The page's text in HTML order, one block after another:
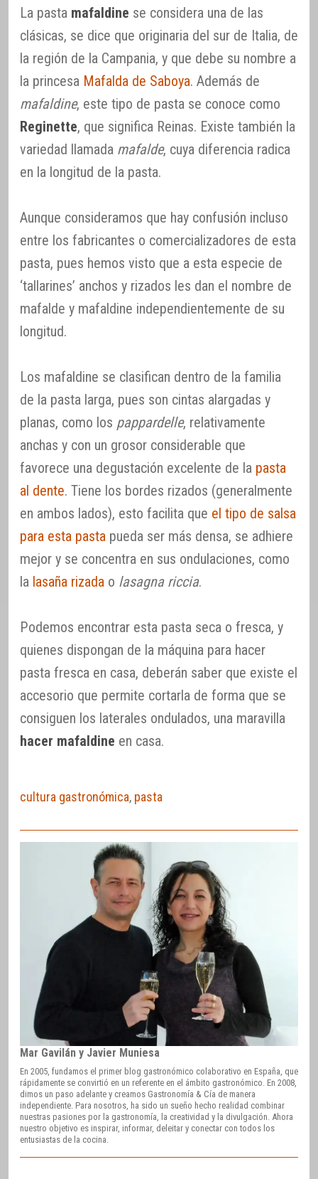
La pasta mafaldine se considera una de las
clásicas, se dice que originaria del sur de Italia, de
la región de la Campania, y que debe su nombre a
la princesa Mafalda de Saboya. Además de
mafaldine, este tipo de pasta se conoce como
Reginette, que significa Reinas. Existe también la
variedad llamada mafalde, cuya diferencia radica
en la longitud de la pasta.
Aunque consideramos que hay confusión incluso
entre los fabricantes o comercializadores de esta
pasta, pues hemos visto que a esta especie de
‘tallarines’ anchos y rizados les dan el nombre de
mafalde y mafaldine independientemente de su
longitud.
Los mafaldine se clasifican dentro de la familia
de la pasta larga, pues son cintas alargadas y
planas, como los pappardelle, relativamente
anchas y con un grosor considerable que
favorece una degustación excelente de la pasta
al dente. Tiene los bordes rizados (generalmente
en ambos lados), esto facilita que el tipo de salsa
para esta pasta pueda ser más densa, se adhiere
mejor y se concentra en sus ondulaciones, como
la lasaña rizada o lasagna riccia.
Podemos encontrar esta pasta seca o fresca, y
quienes dispongan de la máquina para hacer
pasta fresca en casa, deberán saber que existe el
accesorio que permite cortarla de forma que se
consiguen los laterales ondulados, una maravilla
hacer mafaldine en casa.
cultura gastronómica, pasta
Mar Gavilán y Javier Muniesa
En 2005, fundamos el primer blog gastronómico colaborativo en España, que
rápidamente se convirtió en un referente en el ámbito gastronómico. En 2008,
dimos un paso adelante y creamos Gastronomía & Cía de manera
independiente. Para nosotros, ha sido un sueño hecho realidad combinar
nuestras pasiones por la gastronomía, la creatividad y la divulgación. Ahora
nuestro objetivo es inspirar, informar, deleitar y conectar con todos los
entusiastas de la cocina.